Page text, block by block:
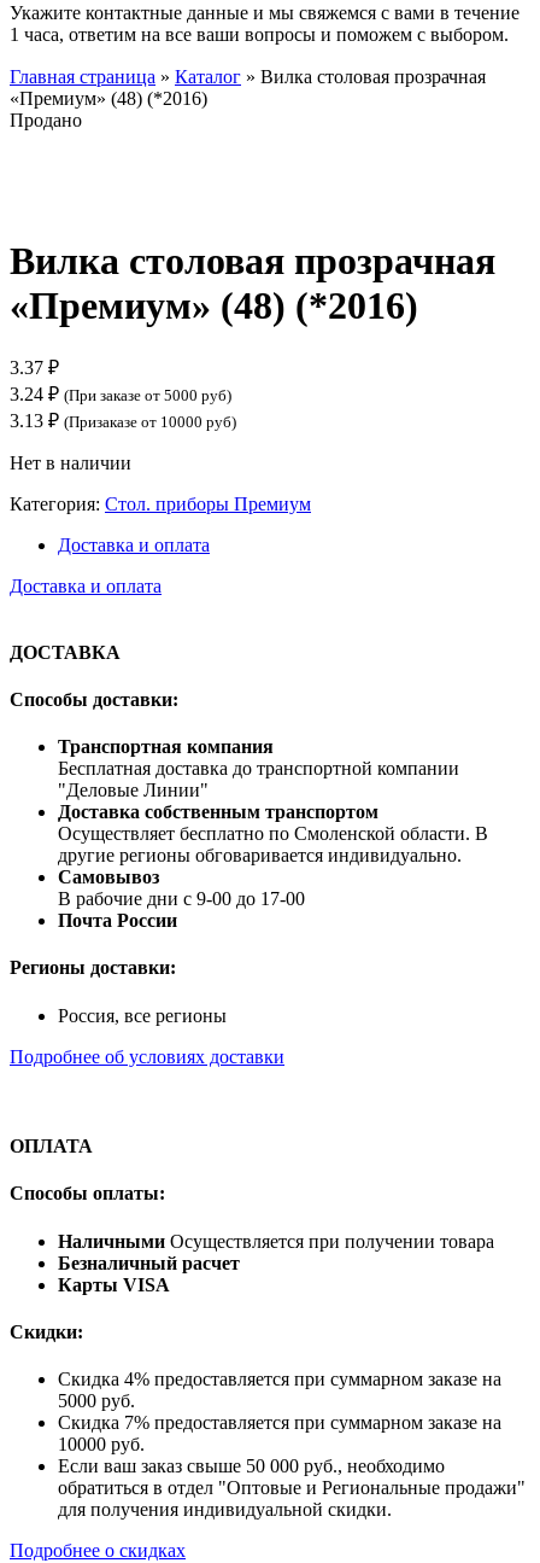
Укажите контактные данные и мы свяжемся с вами в течение
1 часа, ответим на все ваши вопросы и поможем с выбором.
Главная страница » Каталог » Вилка столовая прозрачная
«Премиум» (48) (*2016)
Продано
Вилка столовая прозрачная
«Премиум» (48) (*2016)
3.37 ₽
3.24 ₽ (При заказе от 5000 руб)
3.13 ₽ (Призаказе от 10000 руб)
Нет в наличии
Категория: Стол. приборы Премиум
Доставка и оплата
Доставка и оплата
ДОСТАВКА
Способы доставки:
Транспортная компания
Бесплатная доставка до транспортной компании
"Деловые Линии"
Доставка собственным транспортом
Осуществляет бесплатно по Смоленской области. В
другие регионы обговаривается индивидуально.
Самовывоз
В рабочие дни с 9-00 до 17-00
Почта России
Регионы доставки:
Россия, все регионы
Подробнее об условиях доставки
ОПЛАТА
Способы оплаты:
Наличными Осуществляется при получении товара
Безналичный расчет
Карты VISA
Скидки:
Скидка 4% предоставляется при суммарном заказе на
5000 руб.
Скидка 7% предоставляется при суммарном заказе на
10000 руб.
Если ваш заказ свыше 50 000 руб., необходимо
обратиться в отдел "Оптовые и Региональные продажи"
для получения индивидуальной скидки.
Подробнее о скидках